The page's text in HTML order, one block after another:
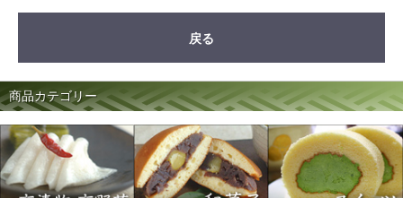
戻る
商品カテゴリー